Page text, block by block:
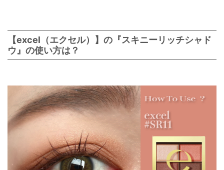
【excel（エクセル）】の『スキニーリッチシャド
ウ』の使い方は？